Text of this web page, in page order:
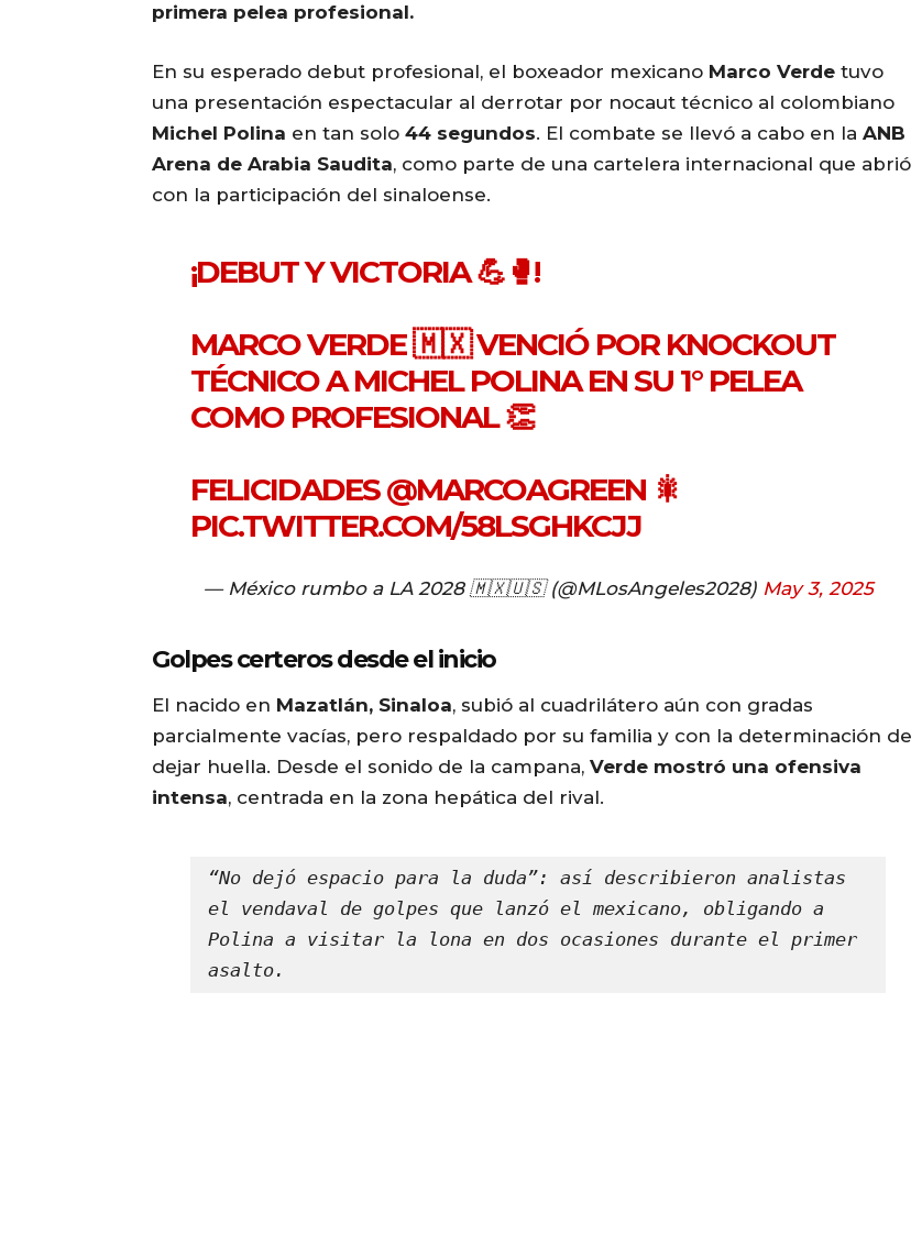
primera pelea profesional.
En su esperado debut profesional, el boxeador mexicano Marco Verde tuvo
una presentación espectacular al derrotar por nocaut técnico al colombiano
Michel Polina en tan solo 44 segundos. El combate se llevó a cabo en la ANB
Arena de Arabia Saudita, como parte de una cartelera internacional que abrió
con la participación del sinaloense.
¡DEBUT Y VICTORIA 💪🥊!
MARCO VERDE 🇲🇽 VENCIÓ POR KNOCKOUT
TÉCNICO A MICHEL POLINA EN SU 1° PELEA
COMO PROFESIONAL 👏
FELICIDADES@MARCOAGREEN 🎇
PIC.TWITTER.COM/58LSGHKCJJ
— México rumbo a LA 2028 🇲🇽🇺🇸 (@MLosAngeles2028) May 3, 2025
Golpes certeros desde el inicio
El nacido en Mazatlán, Sinaloa, subió al cuadrilátero aún con gradas
parcialmente vacías, pero respaldado por su familia y con la determinación de
dejar huella. Desde el sonido de la campana, Verde mostró una ofensiva
intensa, centrada en la zona hepática del rival.
“No dejó espacio para la duda”: así describieron analistas
el vendaval de golpes que lanzó el mexicano, obligando a
Polina a visitar la lona en dos ocasiones durante el primer
asalto.